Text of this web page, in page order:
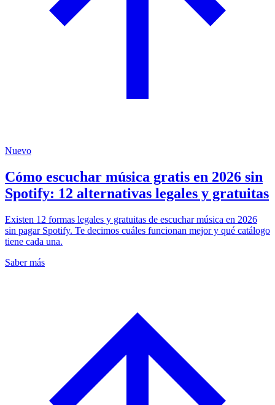
Nuevo
Cómo escuchar música gratis en 2026 sin
Spotify: 12 alternativas legales y gratuitas
Existen 12 formas legales y gratuitas de escuchar música en 2026
sin pagar Spotify. Te decimos cuáles funcionan mejor y qué catálogo
tiene cada una.
Saber más